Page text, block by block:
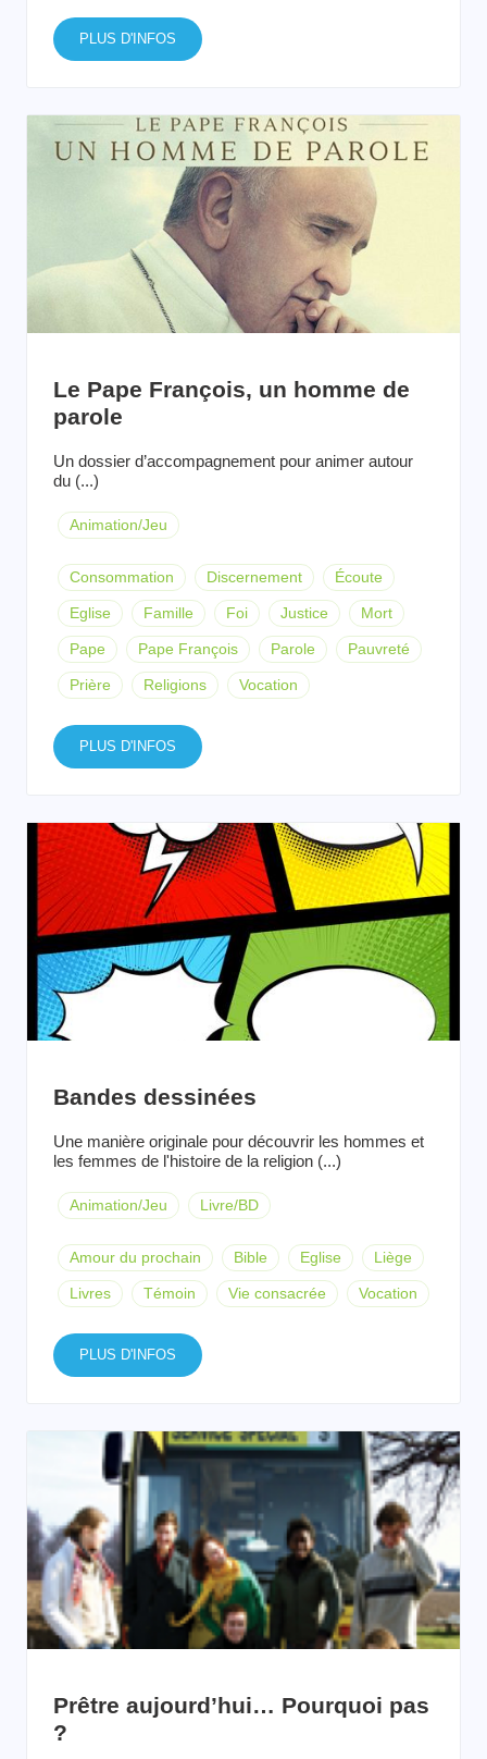
PLUS D'INFOS
Le Pape François, un homme de
parole
Un dossier d’accompagnement pour animer autour
du (...)
Animation/Jeu
Consommation Discernement Écoute
Eglise Famille Foi Justice Mort
Pape Pape François Parole Pauvreté
Prière Religions Vocation
PLUS D'INFOS
Bandes dessinées
Une manière originale pour découvrir les hommes et
les femmes de l'histoire de la religion (...)
Animation/Jeu Livre/BD
Amour du prochain Bible Eglise Liège
Livres Témoin Vie consacrée Vocation
PLUS D'INFOS
Prêtre aujourd’hui… Pourquoi pas
?